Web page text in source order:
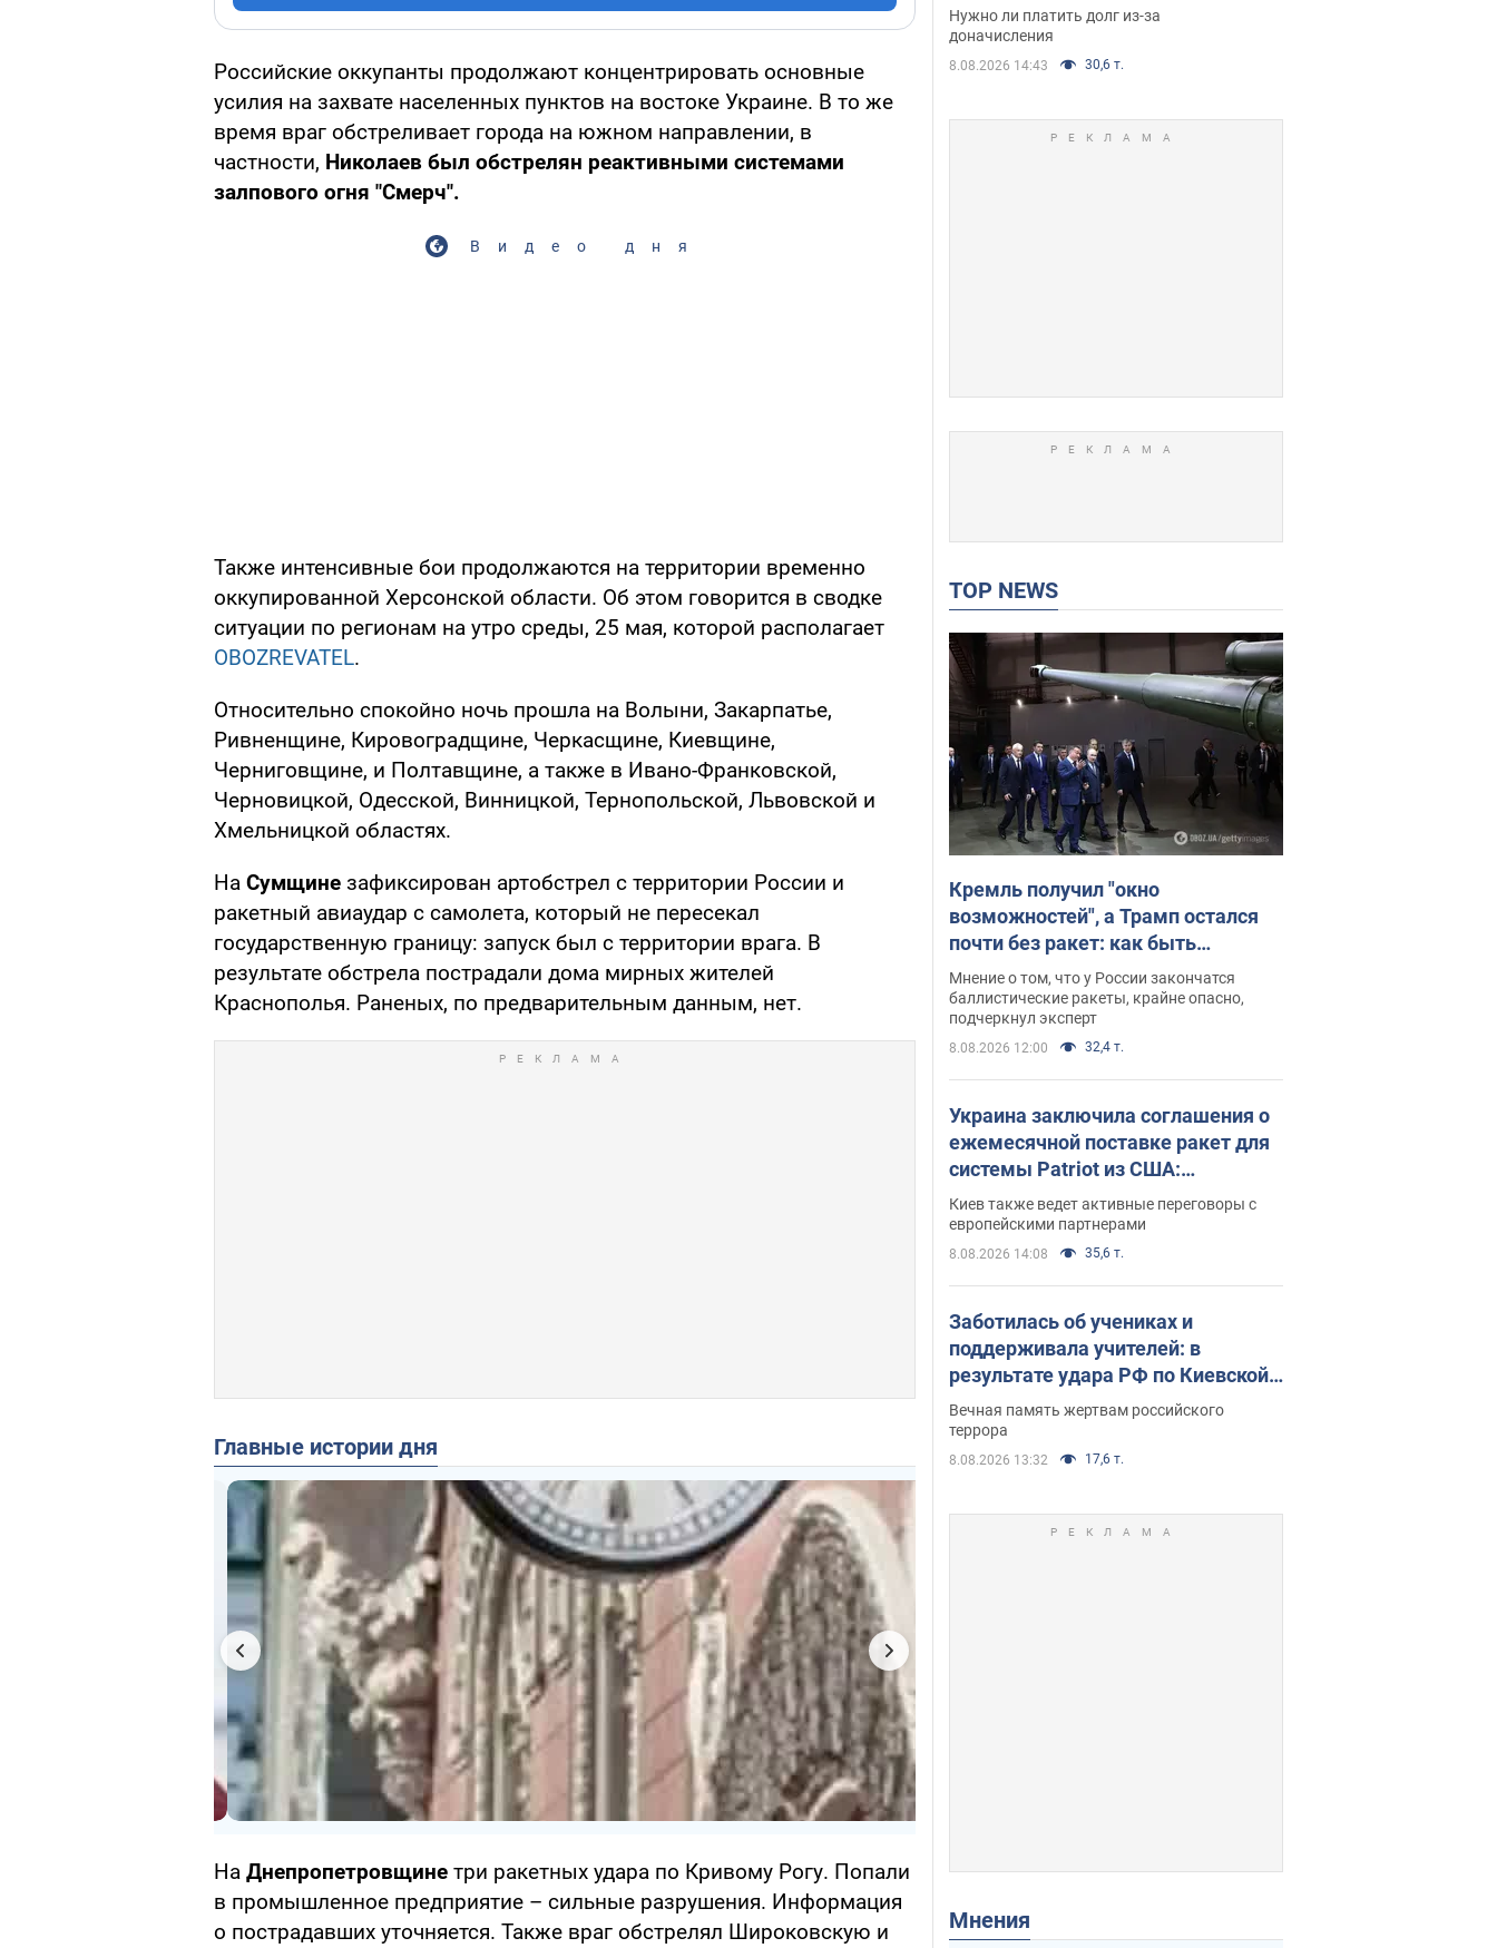
Российские оккупанты продолжают концентрировать основные
усилия на захвате населенных пунктов на востоке Украине. В то же
время враг обстреливает города на южном направлении, в
частности, Николаев был обстрелян реактивными системами
залпового огня "Смерч".
Видео дня
Также интенсивные бои продолжаются на территории временно
оккупированной Херсонской области. Об этом говорится в сводке
ситуации по регионам на утро среды, 25 мая, которой располагает
OBOZREVATEL.
Относительно спокойно ночь прошла на Волыни, Закарпатье,
Ривненщине, Кировоградщине, Черкасщине, Киевщине,
Черниговщине, и Полтавщине, а также в Ивано-Франковской,
Черновицкой, Одесской, Винницкой, Тернопольской, Львовской и
Хмельницкой областях.
На Сумщине зафиксирован артобстрел с территории России и
ракетный авиаудар с самолета, который не пересекал
государственную границу: запуск был с территории врага. В
результате обстрела пострадали дома мирных жителей
Краснополья. Раненых, по предварительным данным, нет.
Главные истории дня
На Днепропетровщине три ракетных удара по Кривому Рогу. Попали
в промышленное предприятие – сильные разрушения. Информация
о пострадавших уточняется. Также враг обстрелял Широковскую и
судья вынес
неожиданное решение
Нужно ли платить долг из-за
доначисления
8.08.2026 14:43 30,6 т.
TOP NEWS
Кремль получил "окно
возможностей", а Трамп остался
почти без ракет: как быть
Украине? Интервью с Мельником
Мнение о том, что у России закончатся
баллистические ракеты, крайне опасно,
подчеркнул эксперт
8.08.2026 12:00 32,4 т.
Украина заключила соглашения о
ежемесячной поставке ракет для
системы Patriot из США:
Зеленский раскрыл подробности
Киев также ведет активные переговоры с
европейскими партнерами
8.08.2026 14:08 35,6 т.
Заботилась об учениках и
поддерживала учителей: в
результате удара РФ по Киевской
области погибли директор
киевского лицея, её муж и внук
Вечная память жертвам российского
террора
8.08.2026 13:32 17,6 т.
Мнения